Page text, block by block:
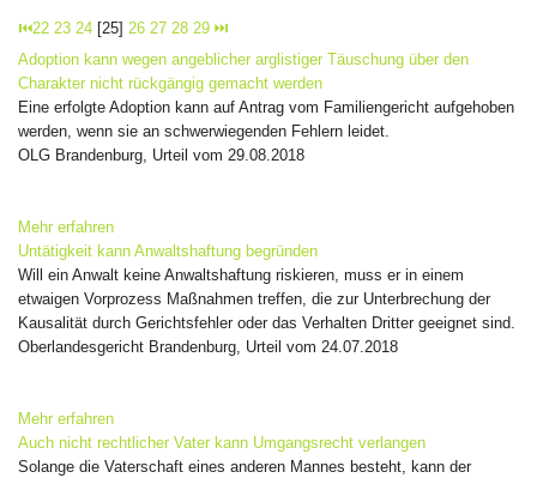
⏮22 23 24 [25] 26 27 28 29 ⏭
Adoption kann wegen angeblicher arglistiger Täuschung über den
Charakter nicht rückgängig gemacht werden
Eine erfolgte Adoption kann auf Antrag vom Familiengericht aufgehoben
werden, wenn sie an schwerwiegenden Fehlern leidet.
OLG Brandenburg, Urteil vom 29.08.2018
Mehr erfahren
Untätigkeit kann Anwaltshaftung begründen
Will ein Anwalt keine Anwaltshaftung riskieren, muss er in einem
etwaigen Vorprozess Maßnahmen treffen, die zur Unterbrechung der
Kausalität durch Gerichtsfehler oder das Verhalten Dritter geeignet sind.
Oberlandesgericht Brandenburg, Urteil vom 24.07.2018
Mehr erfahren
Auch nicht rechtlicher Vater kann Umgangsrecht verlangen
Solange die Vaterschaft eines anderen Mannes besteht, kann der